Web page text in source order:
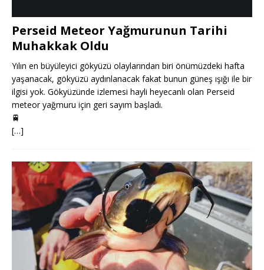
Perseid Meteor Yağmurunun Tarihi
Muhakkak Oldu
Yılın en büyüleyici gökyüzü olaylarından biri önümüzdeki hafta
yaşanacak, gökyüzü aydınlanacak fakat bunun güneş ışığı ile bir
ilgisi yok. Gökyüzünde izlemesi hayli heyecanlı olan Perseid
meteor yağmuru için geri sayım başladı.
🚆
[…]